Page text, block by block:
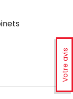
Votre avis